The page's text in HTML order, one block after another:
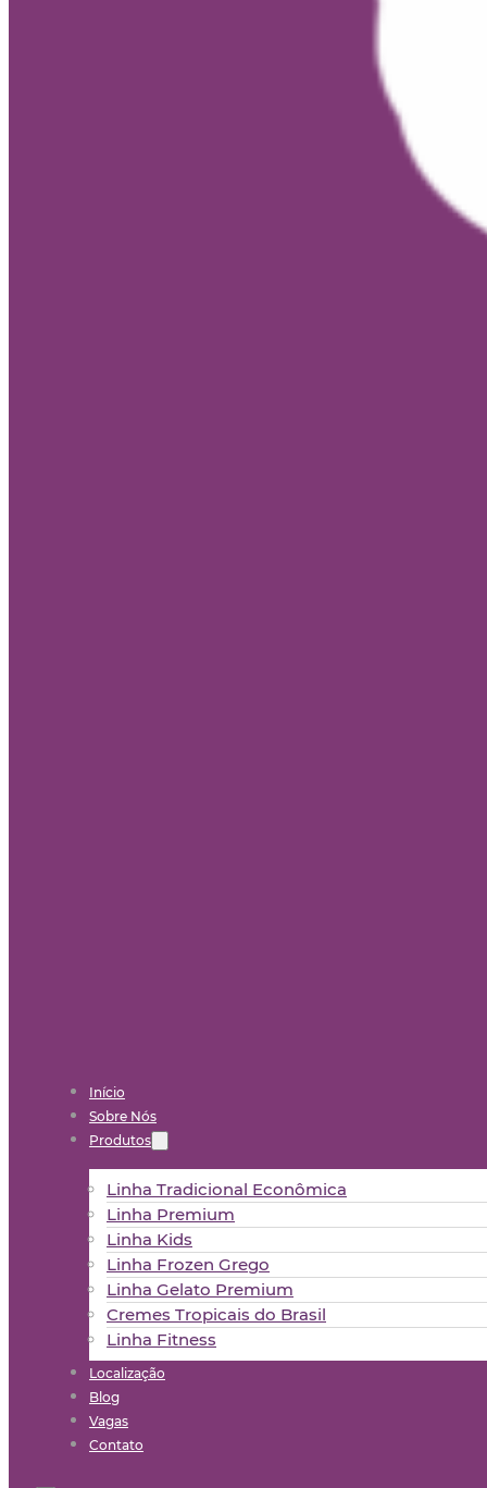
Início
Sobre Nós
Produtos
Linha Tradicional Econômica
Linha Premium
Linha Kids
Linha Frozen Grego
Linha Gelato Premium
Cremes Tropicais do Brasil
Linha Fitness
Localização
Blog
Vagas
Contato